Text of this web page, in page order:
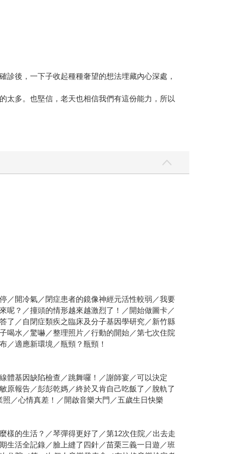
後，一下子收起種種奢望的想法埋藏內心深處，
太多。也堅信，老天也相信我們有這份能力，所以
／開冷氣／閉症患者的鏡像神經元活性較弱／我要
呢？／撞頭的情形越來越激烈了！／開始做圖卡／
／自閉症類疾之臨床及分子基因學研究／新竹縣
喝水／驚嚇／整理照片／行動的開始／第七次住院
／適應新環境／瓶頸？瓶頸！
基因缺陷檢查／跳舞囉！／謝師宴／可以決定
原報告／彭彭乾媽／終於又肯自己吃飯了／脫軌了
／心情真差！／開啟音樂大門／五歲生日快樂
的生活？／琴彈得更好了／第12次住院／出去走
生活全記錄／臉上縫了四針／苗栗三義一日遊／班